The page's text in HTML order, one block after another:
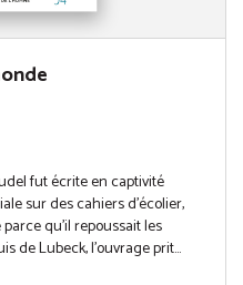
fut écrite en captivité
sur des cahiers d’écolier,
qu’il repoussait les
de Lubeck, l’ouvrage prit...